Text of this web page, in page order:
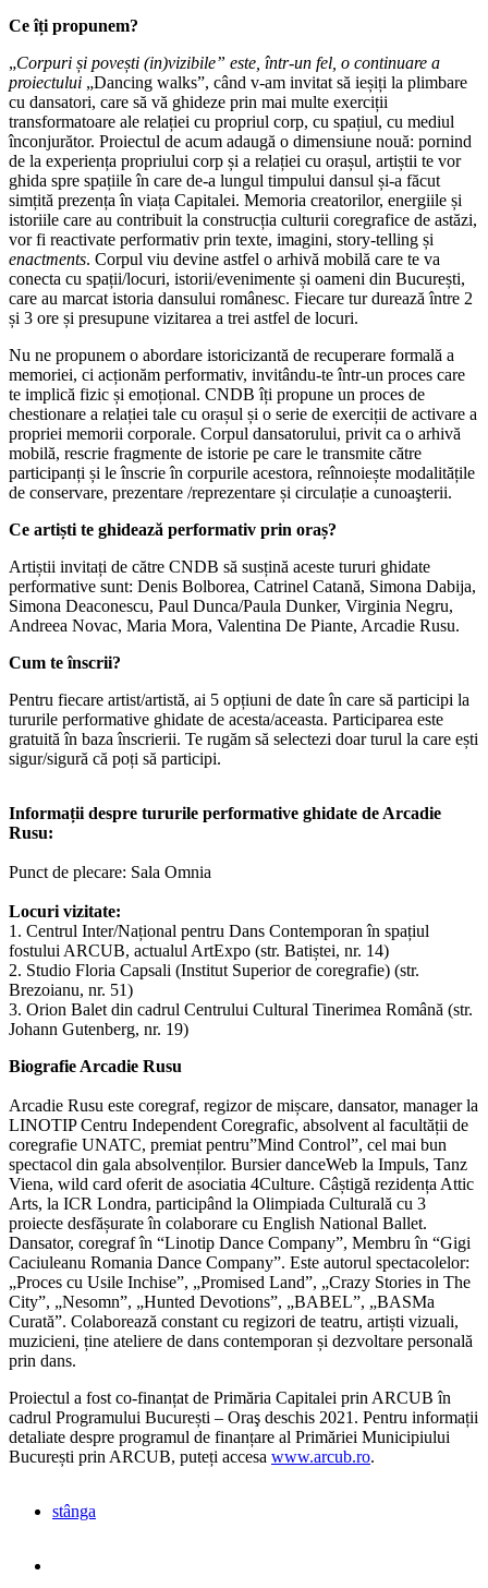
Ce îți propunem?
„Corpuri și povești (in)vizibile” este, într-un fel, o continuare a
proiectului „Dancing walks”, când v-am invitat să ieșiți la plimbare
cu dansatori, care să vă ghideze prin mai multe exerciții
transformatoare ale relației cu propriul corp, cu spațiul, cu mediul
înconjurător. Proiectul de acum adaugă o dimensiune nouă: pornind
de la experiența propriului corp și a relației cu orașul, artiștii te vor
ghida spre spațiile în care de-a lungul timpului dansul și-a făcut
simțită prezența în viața Capitalei. Memoria creatorilor, energiile și
istoriile care au contribuit la construcția culturii coregrafice de astăzi,
vor fi reactivate performativ prin texte, imagini, story-telling și
enactments. Corpul viu devine astfel o arhivă mobilă care te va
conecta cu spații/locuri, istorii/evenimente și oameni din București,
care au marcat istoria dansului românesc. Fiecare tur durează între 2
și 3 ore și presupune vizitarea a trei astfel de locuri.
Nu ne propunem o abordare istoricizantă de recuperare formală a
memoriei, ci acționăm performativ, invitându-te într-un proces care
te implică fizic și emoțional. CNDB îți propune un proces de
chestionare a relației tale cu orașul și o serie de exerciții de activare a
propriei memorii corporale. Corpul dansatorului, privit ca o arhivă
mobilă, rescrie fragmente de istorie pe care le transmite către
participanți și le înscrie în corpurile acestora, reînnoiește modalitățile
de conservare, prezentare /reprezentare și circulație a cunoaşterii.
Ce artiști te ghidează performativ prin oraș?
Artiștii invitați de către CNDB să susțină aceste tururi ghidate
performative sunt: Denis Bolborea, Catrinel Catană, Simona Dabija,
Simona Deaconescu, Paul Dunca/Paula Dunker, Virginia Negru,
Andreea Novac, Maria Mora, Valentina De Piante, Arcadie Rusu.
Cum te înscrii?
Pentru fiecare artist/artistă, ai 5 opțiuni de date în care să participi la
tururile performative ghidate de acesta/aceasta. Participarea este
gratuită în baza înscrierii. Te rugăm să selectezi doar turul la care ești
sigur/sigură că poți să participi.
Informații despre tururile performative ghidate de Arcadie
Rusu:
Punct de plecare: Sala Omnia
Locuri vizitate:
1. Centrul Inter/Național pentru Dans Contemporan în spațiul
fostului ARCUB, actualul ArtExpo (str. Batiștei, nr. 14)
2. Studio Floria Capsali (Institut Superior de coregrafie) (str.
Brezoianu, nr. 51)
3. Orion Balet din cadrul Centrului Cultural Tinerimea Română (str.
Johann Gutenberg, nr. 19)
Biografie Arcadie Rusu
Arcadie Rusu este coregraf, regizor de mișcare, dansator, manager la
LINOTIP Centru Independent Coregrafic, absolvent al facultății de
coregrafie UNATC, premiat pentru”Mind Control”, cel mai bun
spectacol din gala absolvenților. Bursier danceWeb la Impuls, Tanz
Viena, wild card oferit de asociatia 4Culture. Câștigă rezidența Attic
Arts, la ICR Londra, participând la Olimpiada Culturală cu 3
proiecte desfășurate în colaborare cu English National Ballet.
Dansator, coregraf în “Linotip Dance Company”, Membru în “Gigi
Caciuleanu Romania Dance Company”. Este autorul spectacolelor:
„Proces cu Usile Inchise”, „Promised Land”, „Crazy Stories in The
City”, „Nesomn”, „Hunted Devotions”, „BABEL”, „BASMa
Curată”. Colaborează constant cu regizori de teatru, artiști vizuali,
muzicieni, ține ateliere de dans contemporan și dezvoltare personală
prin dans.
Proiectul a fost co-finanțat de Primăria Capitalei prin ARCUB în
cadrul Programului București – Oraş deschis 2021. Pentru informații
detaliate despre programul de finanțare al Primăriei Municipiului
București prin ARCUB, puteți accesa www.arcub.ro.
stânga